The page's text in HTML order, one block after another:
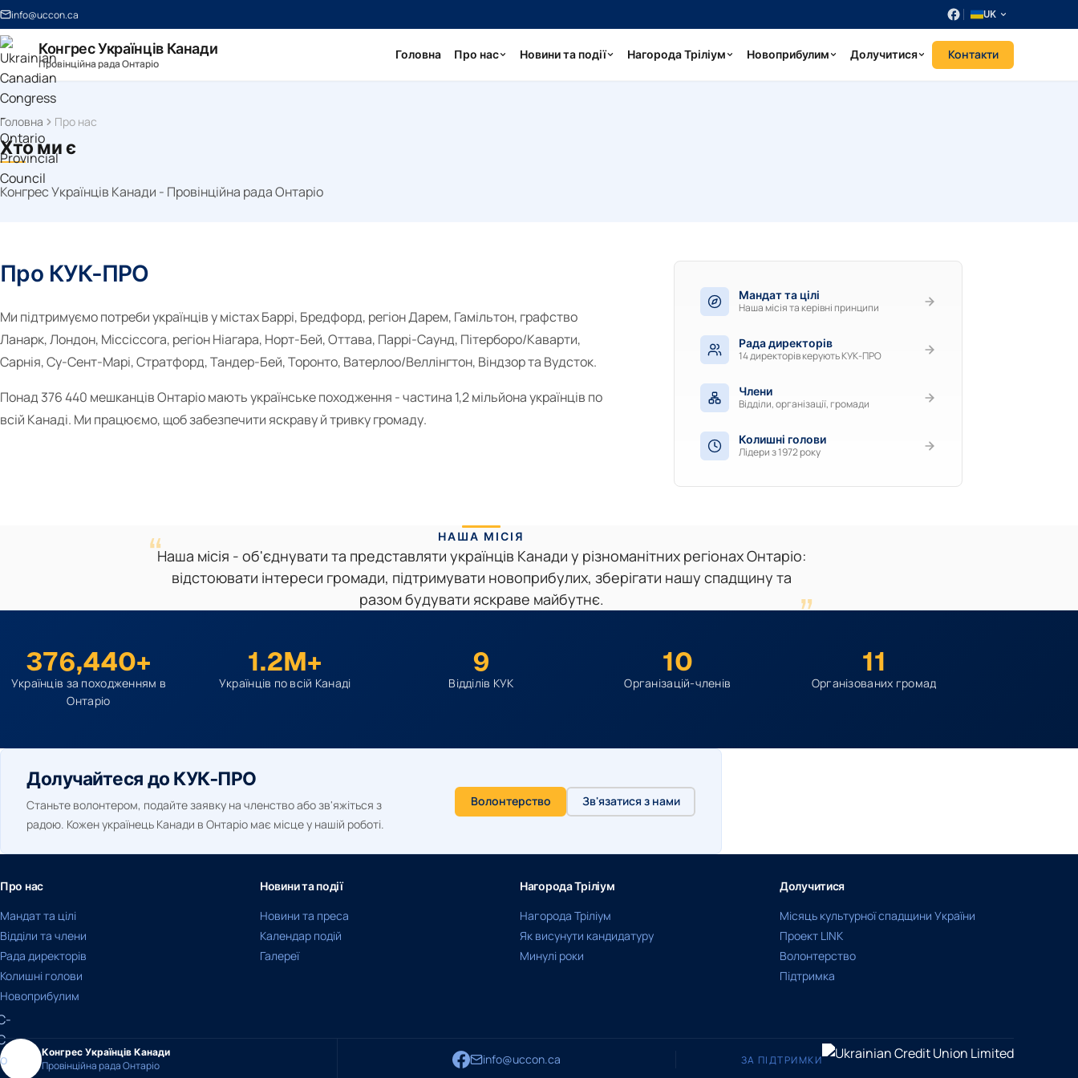
info@uccon.ca UK
Конгрес Українців Канади
Провінційна рада Онтаріо
Головна Про нас Новини та події Нагорода Тріліум Новоприбулим Долучитися Контакти
Головна Про нас
Хто ми є
Конгрес Українців Канади - Провінційна рада Онтаріо
Про КУК-ПРО
Ми підтримуємо потреби українців у містах Баррі, Бредфорд, регіон Дарем, Гамільтон, графство
Ланарк, Лондон, Міссіссога, регіон Ніагара, Норт-Бей, Оттава, Паррі-Саунд, Пітерборо/Каварти,
Сарнія, Су-Сент-Марі, Стратфорд, Тандер-Бей, Торонто, Ватерлоо/Веллінгтон, Віндзор та Вудсток.
Понад 376 440 мешканців Онтаріо мають українське походження - частина 1,2 мільйона українців по
всій Канаді. Ми працюємо, щоб забезпечити яскраву й тривку громаду.
Мандат та цілі
Наша місія та керівні принципи
Рада директорів
14 директорів керують КУК-ПРО
Члени
Відділи, організації, громади
Колишні голови
Лідери з 1972 року
НАША МІСІЯ
Наша місія - об'єднувати та представляти українців Канади у різноманітних регіонах Онтаріо:
відстоювати інтереси громади, підтримувати новоприбулих, зберігати нашу спадщину та
разом будувати яскраве майбутнє.
376,440+
Українців за походженням в
Онтаріо
1.2M+
Українців по всій Канаді
9
Відділів КУК
10
Організацій-членів
11
Організованих громад
Долучайтеся до КУК-ПРО
Станьте волонтером, подайте заявку на членство або зв'яжіться з
радою. Кожен українець Канади в Онтаріо має місце у нашій роботі.
Волонтерство Зв'язатися з нами
Про нас
Мандат та цілі
Відділи та члени
Рада директорів
Колишні голови
Новоприбулим
Новини та події
Новини та преса
Календар подій
Галереї
Нагорода Тріліум
Нагорода Тріліум
Як висунути кандидатуру
Минулі роки
Долучитися
Місяць культурної спадщини України
Проект LINK
Волонтерство
Підтримка
Конгрес Українців Канади
Провінційна рада Онтаріо info@uccon.ca ЗА ПІДТРИМКИ